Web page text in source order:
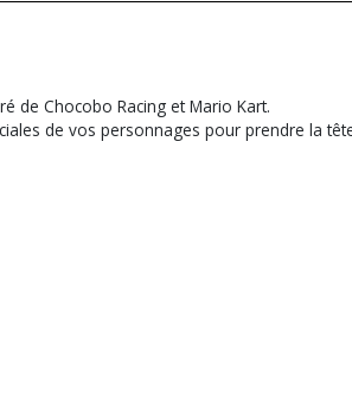
de Chocobo Racing et Mario Kart.
de vos personnages pour prendre la